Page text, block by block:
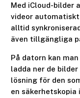
Med iCloud-bilder
videor
alltid
även tillgängliga
På datorn kan
ladda ner de
lösning för den
en säkerhetskopia